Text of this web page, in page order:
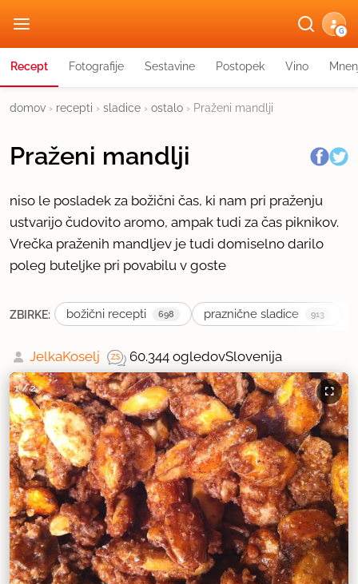
G
Recept Fotografije Sestavine Postopek Vino
domov › recepti › sladice › ostalo › Praženi mandlji
Praženi mandlji
niso le posladek za božični čas, ki nam pri praženju
ustvarijo čudovito aromo, ampak tudi za čas piknikov.
Vrečka praženih mandljev je tudi domiselno darilo
poleg buteljke pri povabilu v goste
ZBIRKE: božični recepti 698 praznične sladice 913
JelkaKoselj 60.344 ogledovSlovenija
1/2